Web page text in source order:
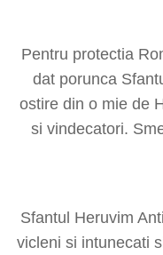
Pentru protectia
dat porunca
ostire din o mie de
si vindecatori.
Sfantul Heruvim
vicleni si intunecati